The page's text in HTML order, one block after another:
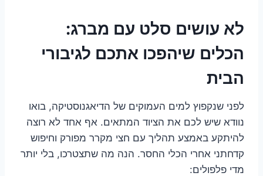
לא עושים סלט עם מברג:
הכלים שיהפכו אתכם לגיבורי
הבית
לפני שנקפוץ למים העמוקים של הדיאגנוסטיקה, בואו
נוודא שיש לכם את הציוד המתאים. אף אחד לא רוצה
להיתקע באמצע תהליך עם חצי מקרר מפורק וחיפוש
קדחתני אחרי הכלי החסר. הנה מה שתצטרכו, בלי יותר
מדי פלפולים: